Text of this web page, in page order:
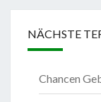
NÄCHSTE
Chancen